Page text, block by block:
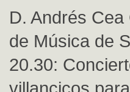
D. Andrés
de Música de
20.30: